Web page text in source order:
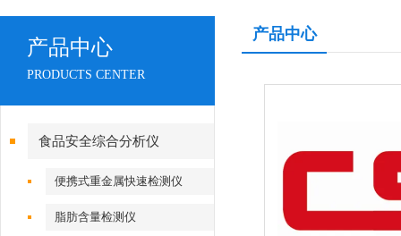
产品中心
PRODUCTS CENTER
食品安全综合分析仪
便携式重金属快速检测仪
脂肪含量检测仪
产品中心